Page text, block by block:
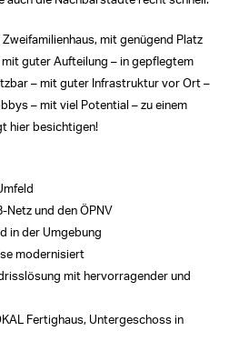
mit genügend Platz
mit guter Aufteilung – in gepflegtem
– mit guter Infrastruktur vor Ort –
– mit viel Potential – zu einem
hier besichtigen!
Netz und den ÖPNV
in der Umgebung
modernisiert
mit hervorragender und
Fertighaus, Untergeschoss in